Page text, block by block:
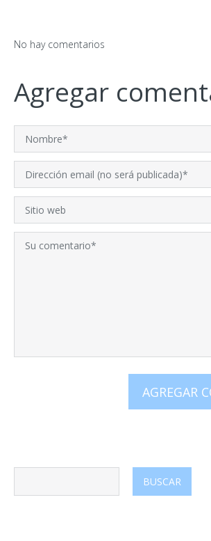
No hay comentarios
Agregar